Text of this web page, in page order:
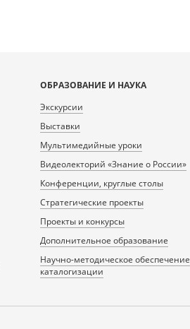
ОБРАЗОВАНИЕ И НАУКА
Экскурсии
Выставки
Мультимедийные уроки
Видеолекторий «Знание о России»
Конференции, круглые столы
Стратегические проекты
Проекты и конкурсы
Дополнительное образование
Научно-методическое обеспечение
каталогизации